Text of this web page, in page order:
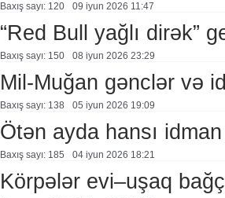
Baxış sayı: 120 09 i̇yun 2026 11:47
“Red Bull yağlı dirək”
Baxış sayı: 150 08 i̇yun 2026 23:29
Mil-Muğan gənclər və
Baxış sayı: 138 05 i̇yun 2026 19:09
Ötən ayda hansı
Baxış sayı: 185 04 i̇yun 2026 18:21
Körpələr evi–uşaq